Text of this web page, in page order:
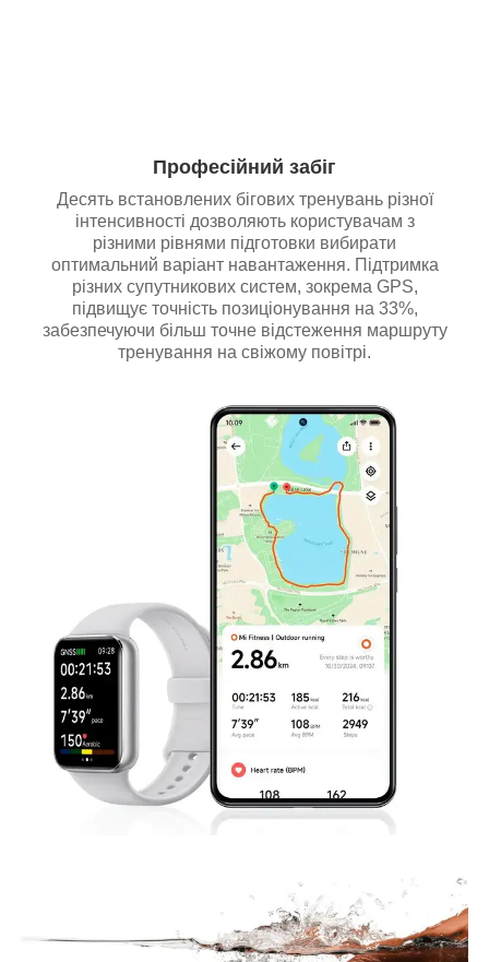
Професійний забіг
Десять встановлених бігових тренувань різної
інтенсивності дозволяють користувачам з
різними рівнями підготовки вибирати
оптимальний варіант навантаження. Підтримка
різних супутникових систем, зокрема GPS,
підвищує точність позиціонування на 33%,
забезпечуючи більш точне відстеження маршруту
тренування на свіжому повітрі.